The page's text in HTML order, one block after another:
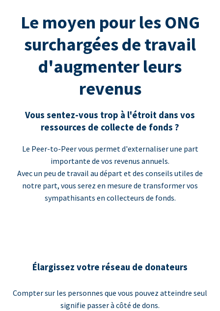
Le moyen pour les ONG
surchargées de travail
d'augmenter leurs
revenus
Vous sentez-vous trop à l'étroit dans vos
ressources de collecte de fonds ?
Le Peer-to-Peer vous permet d'externaliser une part
importante de vos revenus annuels.
Avec un peu de travail au départ et des conseils utiles de
notre part, vous serez en mesure de transformer vos
sympathisants en collecteurs de fonds.
Élargissez votre réseau de donateurs
Compter sur les personnes que vous pouvez atteindre seul
signifie passer à côté de dons.